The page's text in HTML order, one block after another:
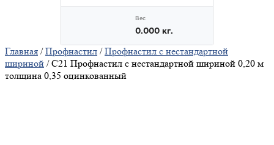
Главная /Профнастил /Профнастил с нестандартной
шириной / С21 Профнастил с нестандартной шириной 0,20 м
толщина 0,35 оцинкованный